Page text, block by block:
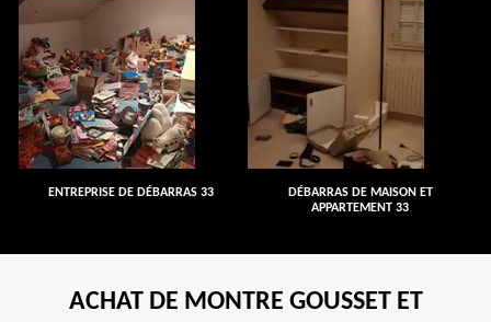
ENTREPRISE DE DÉBARRAS 33
DÉBARRAS DE MAISON ET
APPARTEMENT 33
ACHAT DE MONTRE GOUSSET ET